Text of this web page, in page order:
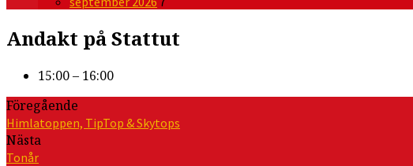
Andakt på Stattut
15:00 – 16:00
Föregående
Himlatoppen, TipTop & Skytops
Nästa
Tonår